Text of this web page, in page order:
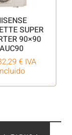
SUPER
90×90
AUC90
€ IVA